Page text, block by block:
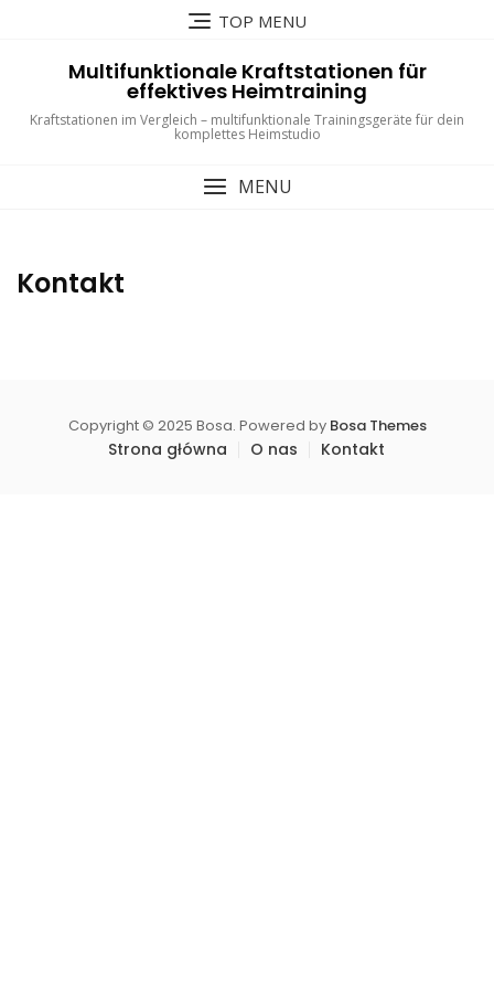
TOP MENU
Multifunktionale Kraftstationen für
effektives Heimtraining
Kraftstationen im Vergleich – multifunktionale Trainingsgeräte für dein
komplettes Heimstudio
MENU
Kontakt
Copyright © 2025 Bosa. Powered by Bosa Themes
Strona główna O nas Kontakt